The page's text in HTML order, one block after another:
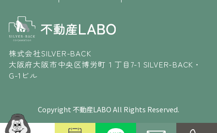
株式会社SILVER-BACK
大阪府大阪市中央区博労町１丁目7-1 SILVER-BACK・
G-1ビル
Copyright 不動産LABO All Rights Reserved.